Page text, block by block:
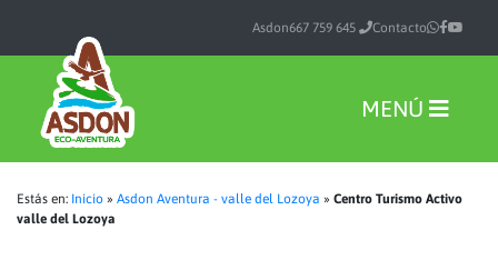
Asdon667 759 645 Contacto
MENÚ
Estás en: Inicio » Asdon Aventura - valle del Lozoya » Centro Turismo Activo
valle del Lozoya